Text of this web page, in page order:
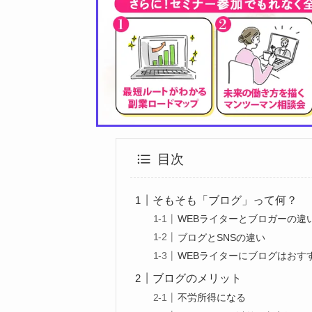
目次
そもそも「ブログ」って何？
WEBライターとブロガーの違
ブログとSNSの違い
WEBライターにブログはおす
ブログのメリット
不労所得になる